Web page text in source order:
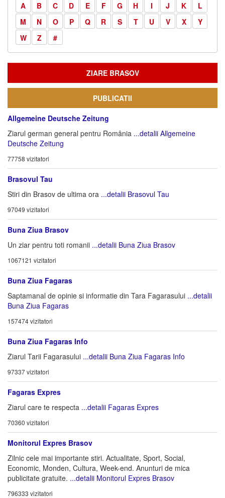
A B C D E F G H I J K
L
M
N O P Q R S T U V X
Y
W
Z #
ZIARE BRASOV
PUBLICATII
Allgemeine Deutsche Zeitung
Ziarul german general pentru România ...detalii Allgemeine
Deutsche Zeitung
77758 vizitatori
Brasovul Tau
Stiri din Brasov de ultima ora ...detalii Brasovul Tau
97049 vizitatori
Buna Ziua Brasov
Un ziar pentru toti romanii ...detalii Buna Ziua Brasov
1067121 vizitatori
Buna Ziua Fagaras
Saptamanal de opinie si informatie din Tara Fagarasului ...detalii
Buna Ziua Fagaras
157474 vizitatori
Buna Ziua Fagaras Info
Ziarul Tarii Fagarasului ...detalii Buna Ziua Fagaras Info
97337 vizitatori
Fagaras Expres
Ziarul care te respecta ...detalii Fagaras Expres
70360 vizitatori
Monitorul Expres Brasov
Zilnic cele mai importante stiri. Actualitate, Sport, Social,
Economic, Monden, Cultura, Week-end. Anunturi de mica
publicitate gratuite. ...detalii Monitorul Expres Brasov
796333 vizitatori